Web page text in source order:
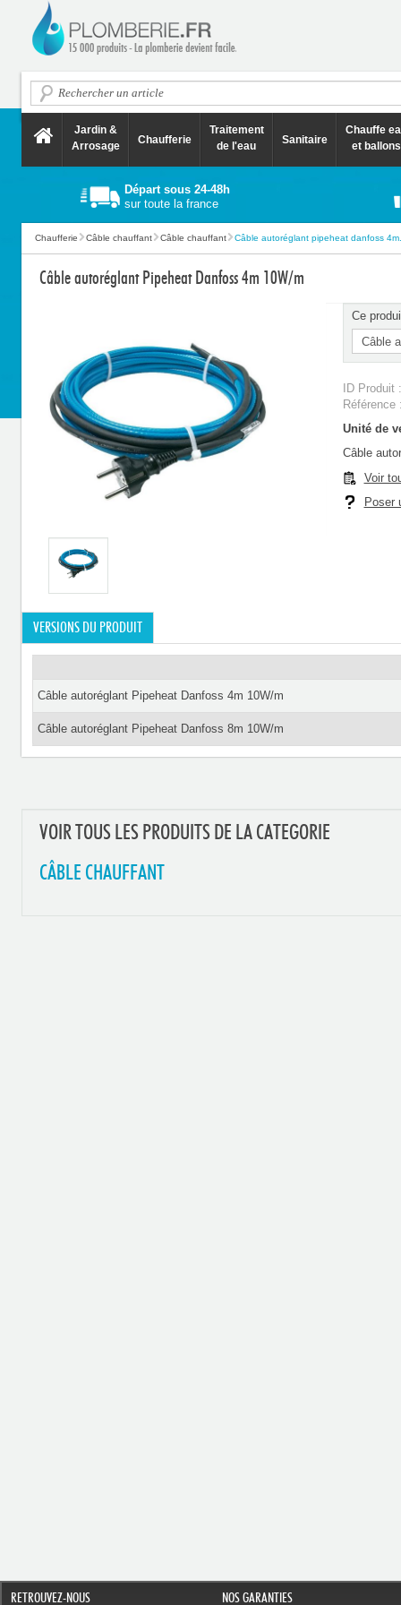
Jardin &
Arrosage
Chaufferie
Traitement
de l'eau
Sanitaire
Chauffe
et ballons
Départ sous 24-48h
sur toute la france
Chaufferie Câble chauffant Câble chauffant Câble autoréglant pipeheat danfoss
Câble autoréglant Pipeheat Danfoss 4m 10W/m
Ce
ID Produit
Unité de
Câble
Voir
Poser
VERSIONS DU PRODUIT
Câble autoréglant Pipeheat Danfoss 4m 10W/m
Câble autoréglant Pipeheat Danfoss 8m 10W/m
VOIR TOUS LES PRODUITS DE LA CATEGORIE
CÂBLE CHAUFFANT
RETROUVEZ-NOUS NOS GARANTIES